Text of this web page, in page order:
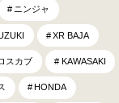
ニンジャ
XR BAJA
スカブ KAWASAKI
HONDA